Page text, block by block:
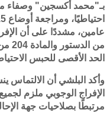
بـ"محمد أكسجين" وصفاء
من
الحد الأقصى للحبس
وأكد البلشي أن الالتماس
الإفراج الوجوبي ملزم
مرتبطًا بصلاحيات جهة